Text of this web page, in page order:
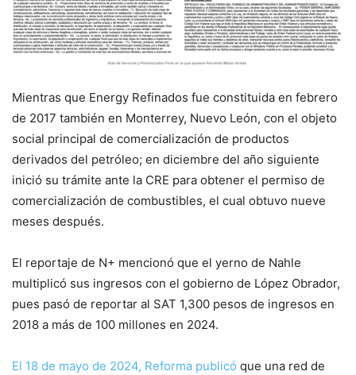
Mientras que Energy Refinados fue constituida en febrero
de 2017 también en Monterrey, Nuevo León, con el objeto
social principal de comercialización de productos
derivados del petróleo; en diciembre del año siguiente
inició su trámite ante la CRE para obtener el permiso de
comercialización de combustibles, el cual obtuvo nueve
meses después.
El reportaje de N+ mencionó que el yerno de Nahle
multiplicó sus ingresos con el gobierno de López Obrador,
pues pasó de reportar al SAT 1,300 pesos de ingresos en
2018 a más de 100 millones en 2024.
El 18 de mayo de 2024, Reforma publicó que una red de